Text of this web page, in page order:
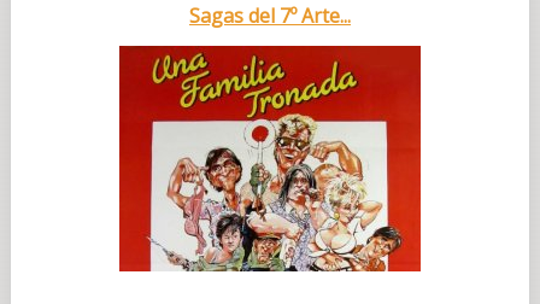
Sagas del 7º Arte...